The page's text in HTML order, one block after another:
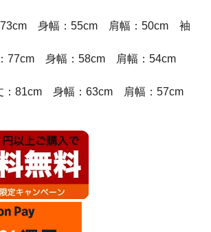
身幅：55cm 肩幅：50cm 袖
77cm 身幅：58cm 肩幅：54cm
：81cm 身幅：63cm 肩幅：57cm